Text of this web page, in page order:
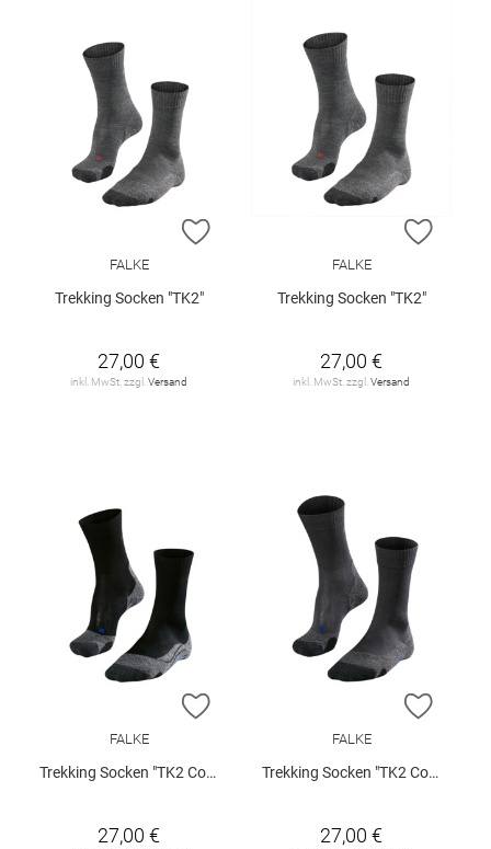
ZUR WUNSCHLISTE HINZUFÜGEN
FALKE
Trekking Socken "TK2"
27,00 €
inkl. MwSt. zzgl. Versand
ZUR
FALKE
Trekking Socken "TK2"
27,00 €
inkl. MwSt. zzgl. Versand
ZUR WUNSCHLISTE HINZUFÜGEN
FALKE
Trekking Socken "TK2 Cool"
27,00 €
ZUR
FALKE
Trekking Socken "TK2 Cool"
27,00 €